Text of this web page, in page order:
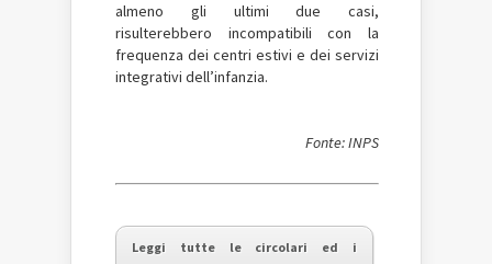
almeno gli ultimi due casi,
risulterebbero incompatibili con la
frequenza dei centri estivi e dei servizi
integrativi dell’infanzia.
Fonte: INPS
Leggi tutte le circolari ed i